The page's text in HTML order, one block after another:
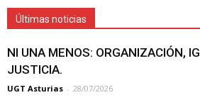
Últimas noticias
NI UNA MENOS: ORGANIZACIÓN,
JUSTICIA.
UGT Asturias - 28/07/2026